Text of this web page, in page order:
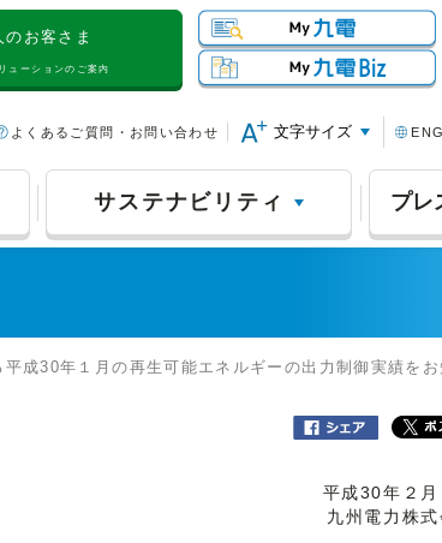
のお客さま
ューションのご案内
よくあるご質問・お問い合わせ 文字サイズ
サステナビリティ プレ
成30年１月の再生可能エネルギーの出力制御実績をお
平成30年２月
九州電力株式